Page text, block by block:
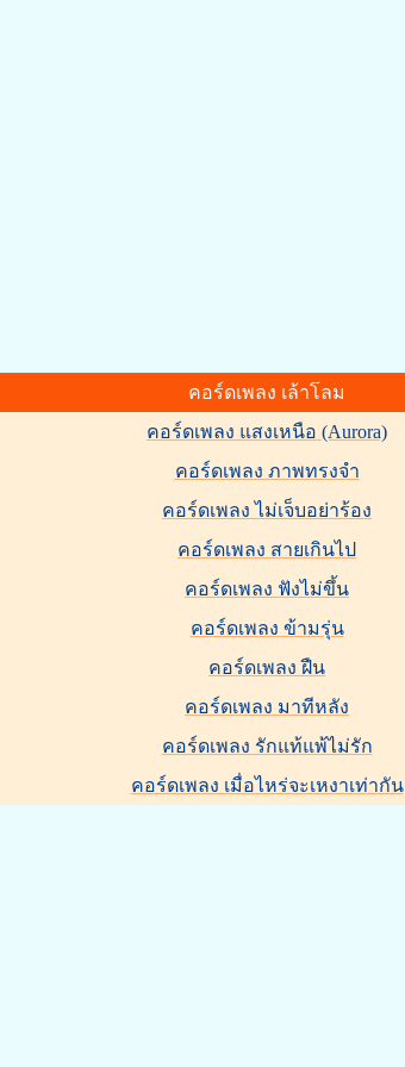
คอร์ดเพลง เล้าโลม
คอร์ดเพลง แสงเหนือ (Aurora)
คอร์ดเพลง ภาพทรงจำ
คอร์ดเพลง ไม่เจ็บอย่าร้อง
คอร์ดเพลง สายเกินไป
คอร์ดเพลง ฟังไม่ขึ้น
คอร์ดเพลง ข้ามรุ่น
คอร์ดเพลง ฝืน
คอร์ดเพลง มาทีหลัง
คอร์ดเพลง รักแท้แพ้ไม่รัก
คอร์ดเพลง เมื่อไหร่จะเหงาเท่ากัน